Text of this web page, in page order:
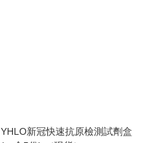
YHLO新冠快速抗原檢測試劑盒